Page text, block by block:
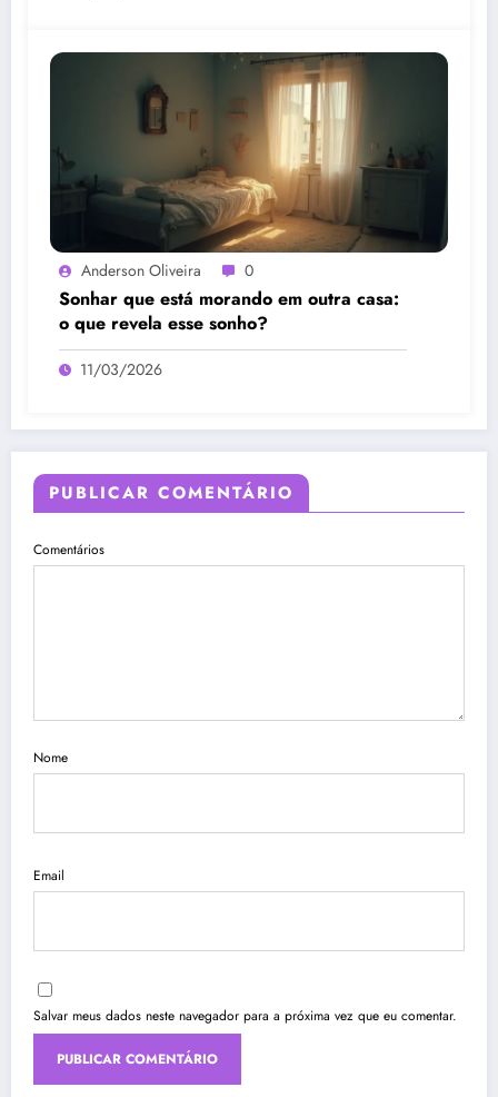
Anderson Oliveira 0
Sonhar que está morando em outra casa:
o que revela esse sonho?
11/03/2026
PUBLICAR COMENTÁRIO
Comentários
Nome
Email
Salvar meus dados neste navegador para a próxima vez que eu comentar.